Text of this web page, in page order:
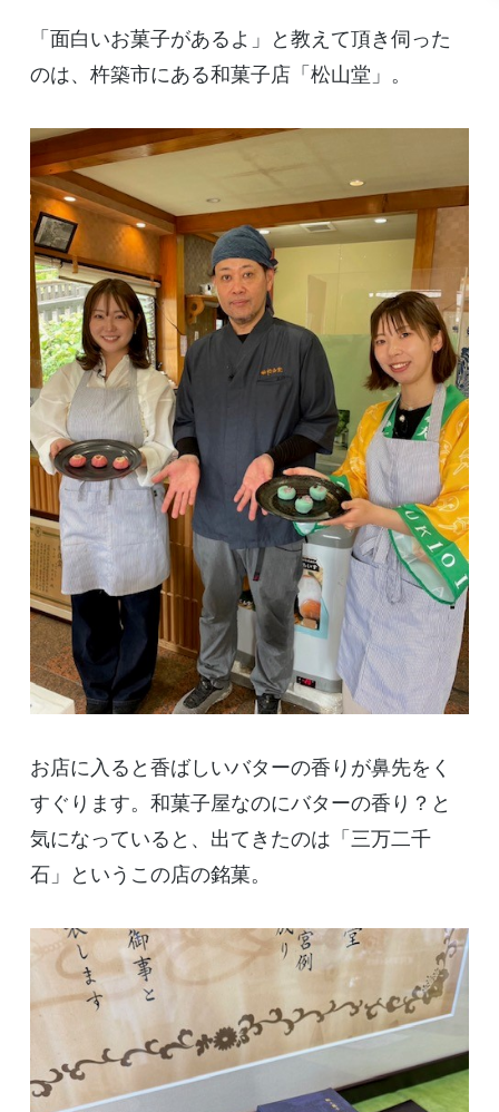
「面白いお菓子があるよ」と教えて頂き伺った
のは、杵築市にある和菓子店「松山堂」。
お店に入ると香ばしいバターの香りが鼻先をく
すぐります。和菓子屋なのにバターの香り？と
気になっていると、出てきたのは「三万二千
石」というこの店の銘菓。